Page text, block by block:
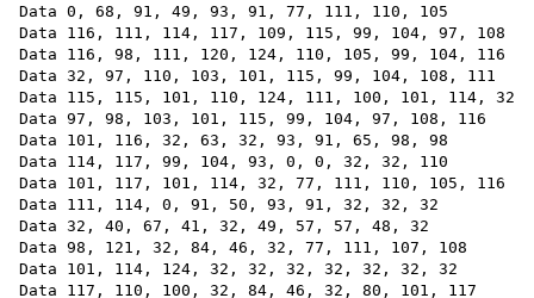
Data 0, 68, 91, 49, 93, 91, 77, 111, 110, 105
Data 116, 111, 114, 117, 109, 115, 99, 104, 97, 108
Data 116, 98, 111, 120, 124, 110, 105, 99, 104, 116
Data 32, 97, 110, 103, 101, 115, 99, 104, 108, 111
Data 115, 115, 101, 110, 124, 111, 100, 101, 114, 32
Data 97, 98, 103, 101, 115, 99, 104, 97, 108, 116
Data 101, 116, 32, 63, 32, 93, 91, 65, 98, 98
Data 114, 117, 99, 104, 93, 0, 0, 32, 32, 110
Data 101, 117, 101, 114, 32, 77, 111, 110, 105, 116
Data 111, 114, 0, 91, 50, 93, 91, 32, 32, 32
Data 32, 40, 67, 41, 32, 49, 57, 57, 48, 32
Data 98, 121, 32, 84, 46, 32, 77, 111, 107, 108
Data 101, 114, 124, 32, 32, 32, 32, 32, 32, 32
Data 117, 110, 100, 32, 84, 46, 32, 80, 101, 117